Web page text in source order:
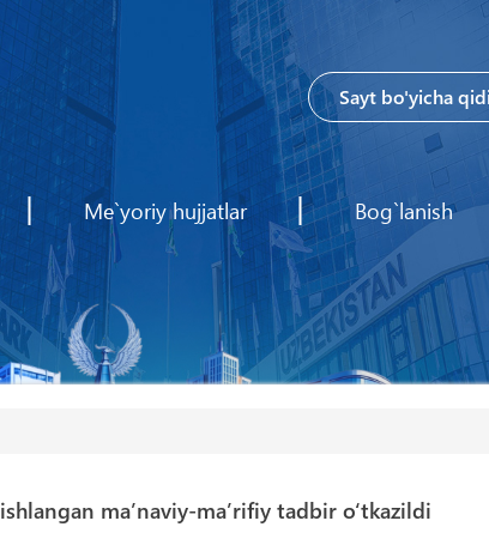
Me`yoriy hujjatlar Bog`lanish
ma’naviy-ma’rifiy tadbir o‘tkazildi